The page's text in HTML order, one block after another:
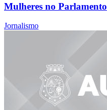
Mulheres no Parlamento
Jornalismo